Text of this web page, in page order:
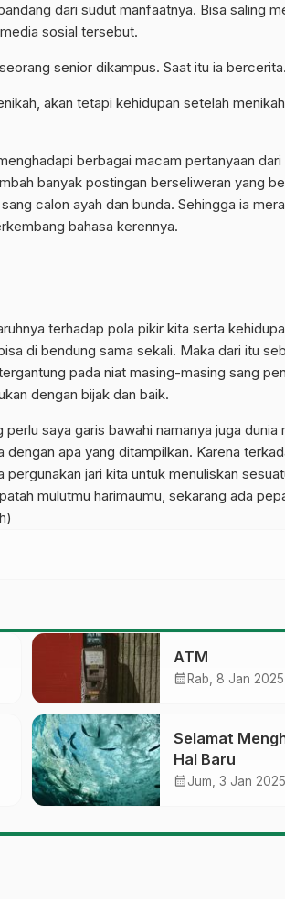
dari sudut manfaatnya. Bisa saling
sosial tersebut.
senior dikampus. Saat itu ia bercerita.
akan tetapi kehidupan setelah
berbagai macam pertanyaan dari
banyak postingan berseliweran yang
calon ayah dan bunda. Sehingga ia
bahasa kerennya.
terhadap pola pikir kita serta
di bendung sama sekali. Maka dari itu
pada niat masing-masing sang
dengan bijak dan baik.
saya garis bawahi namanya juga dunia
apa yang ditampilkan. Karena
jari kita untuk menuliskan
mulutmu harimaumu, sekarang ada
ATM
calendar_month Rab, 8 Jan 2025
Selamat
Hal Baru
calendar_monthJum, 3 Jan 2025